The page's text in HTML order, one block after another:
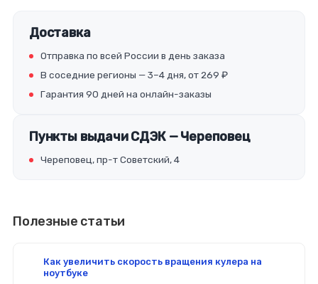
Доставка
Отправка по всей России в день заказа
В соседние регионы — 3–4 дня, от 269 ₽
Гарантия 90 дней на онлайн-заказы
Пункты выдачи СДЭК — Череповец
Череповец, пр-т Советский, 4
Полезные статьи
Как увеличить скорость вращения кулера на
ноутбуке